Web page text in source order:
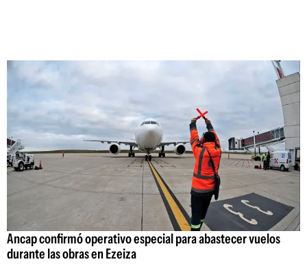
Ancap confirmó operativo especial para abastecer vuelos
durante las obras en Ezeiza